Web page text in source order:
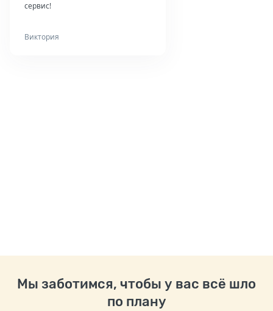
сервис!
Виктория
Мы заботимся, чтобы у вас всё шло
по плану